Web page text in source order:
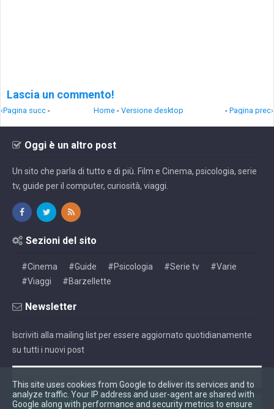
Lascia un commento!
‹Pagina succ - - Pagina prec›
Home - Versione desktop
Oggi è un altro post
Un sito che parla di tutto e di più. Film e Cinema, psicologia, serie
tv, guide per il computer, curiosità, viaggi.
Sezioni del sito
#Cinema #Guide #Psicologia #Serie tv
#Varie
#Viaggi
#Barzellette
Newsletter
Iscriviti alla mailing list per essere aggiornato quotidianamente
su tutti i nuovi post
This site uses cookies from Google to deliver its services and to
analyze traffic. Your IP address and user-agent are shared with
Google along with performance and security metrics to ensure